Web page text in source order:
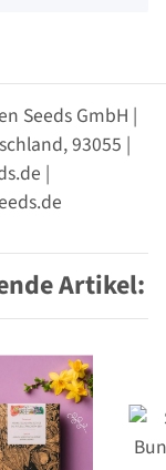
Seeds GmbH |
93055 |
|
Artikel: